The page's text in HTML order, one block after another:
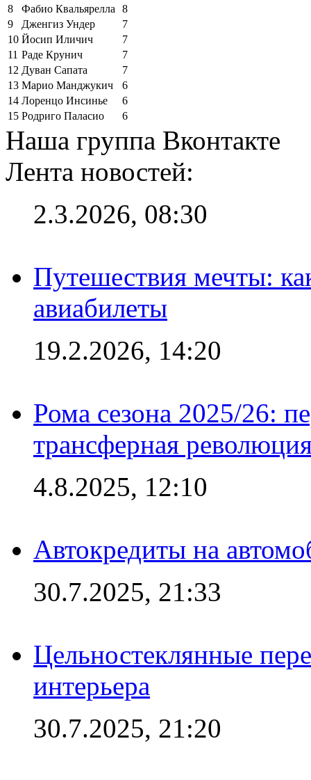
8
Фабио Квальярелла
8
9
Дженгиз Ундер
7
10 Йосип Иличич
7
11 Раде Крунич
7
12 Дуван Сапата
7
13 Марио Манджукич
6
14 Лоренцо Инсинье
6
15 Родриго Паласио 6
Наша группа Вконтакте
Лента новостей:
2.3.2026, 08:30
Путешествия мечты:
авиабилеты
19.2.2026, 14:20
Рома сезона 2025/26:
трансферная
4.8.2025, 12:10
Автокредиты на
30.7.2025, 21:33
Цельностеклянные
интерьера
30.7.2025, 21:20